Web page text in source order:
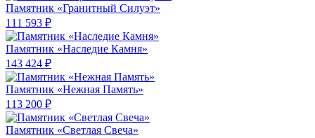
Памятник «Гранитный Силуэт»
111 593 ₽
Памятник «Наследие Камня»
143 424 ₽
Памятник «Нежная Память»
113 200 ₽
Памятник «Светлая Свеча»